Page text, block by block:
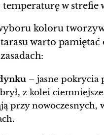
temperaturę w strefie
koloru
warto
– jasne pokrycia
z kolei
przy nowoczesnych,